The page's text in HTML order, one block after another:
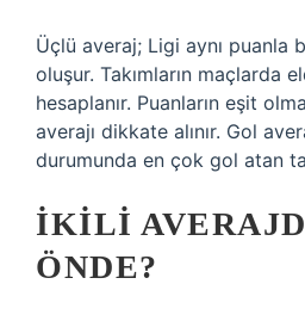
Üçlü averaj; Ligi aynı puanla
oluşur. Takımların maçlarda
hesaplanır. Puanların eşit
averajı dikkate alınır. Gol
durumunda en çok gol atan
İKILI
ÖNDE?